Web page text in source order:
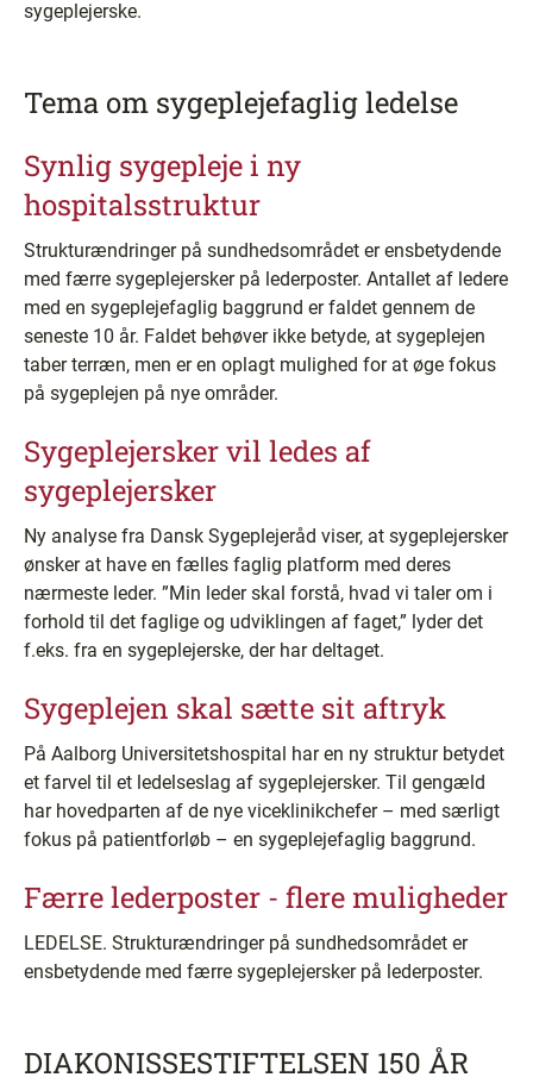
sygeplejerske.
Tema om sygeplejefaglig ledelse
Synlig sygepleje i ny
hospitalsstruktur
Strukturændringer på sundhedsområdet er ensbetydende
med færre sygeplejersker på lederposter. Antallet af ledere
med en sygeplejefaglig baggrund er faldet gennem de
seneste 10 år. Faldet behøver ikke betyde, at sygeplejen
taber terræn, men er en oplagt mulighed for at øge fokus
på sygeplejen på nye områder.
Sygeplejersker vil ledes af
sygeplejersker
Ny analyse fra Dansk Sygeplejeråd viser, at sygeplejersker
ønsker at have en fælles faglig platform med deres
nærmeste leder. ”Min leder skal forstå, hvad vi taler om i
forhold til det faglige og udviklingen af faget,” lyder det
f.eks. fra en sygeplejerske, der har deltaget.
Sygeplejen skal sætte sit aftryk
På Aalborg Universitetshospital har en ny struktur betydet
et farvel til et ledelseslag af sygeplejersker. Til gengæld
har hovedparten af de nye viceklinikchefer – med særligt
fokus på patientforløb – en sygeplejefaglig baggrund.
Færre lederposter - flere muligheder
LEDELSE. Strukturændringer på sundhedsområdet er
ensbetydende med færre sygeplejersker på lederposter.
DIAKONISSESTIFTELSEN 150 ÅR